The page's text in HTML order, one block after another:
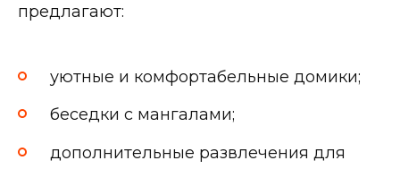
предлагают:
уютные и комфортабельные домики;
беседки с мангалами;
дополнительные развлечения для